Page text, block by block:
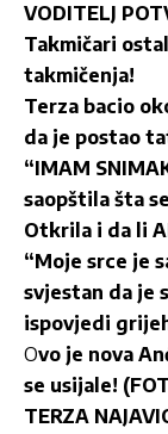
VODITELJ
Takmičari
takmičenja!
Terza bacio
da je postao
“IMAM
saopštila šta
Otkrila i da li
“Moje srce je
svjestan da je
ispovjedi
Ovo je nova
se usijale!
TERZA